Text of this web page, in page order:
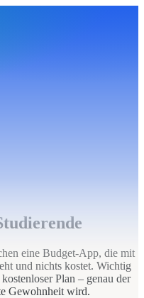
eine Budget-App, die mit
und nichts kostet. Wichtig
Plan – genau der
Gewohnheit wird.